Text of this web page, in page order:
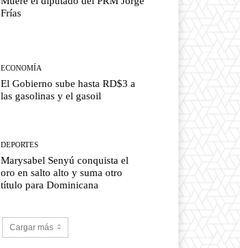
Frías
ECONOMÍA
El Gobierno sube hasta RD$3 a
las gasolinas y el gasoil
DEPORTES
Marysabel Senyú conquista el
oro en salto alto y suma otro
título para Dominicana
Cargar más